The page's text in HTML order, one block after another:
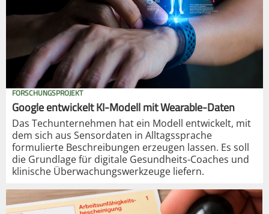
FORSCHUNGSPROJEKT
Google entwickelt KI-Modell mit Wearable-Daten
Das Techunternehmen hat ein Modell entwickelt, mit
dem sich aus Sensordaten in Alltagssprache
formulierte Beschreibungen erzeugen lassen. Es soll
die Grundlage für digitale Gesundheits-Coaches und
klinische Überwachungswerkzeuge liefern.